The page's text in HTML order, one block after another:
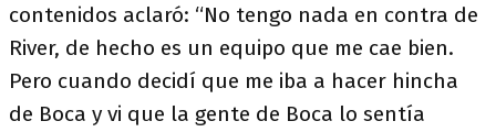
contenidos aclaró: “No tengo nada en contra de
River, de hecho es un equipo que me cae bien.
Pero cuando decidí que me iba a hacer hincha
de Boca y vi que la gente de Boca lo sentía